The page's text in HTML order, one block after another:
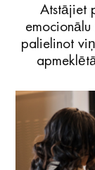
Atstājiet
palielinot